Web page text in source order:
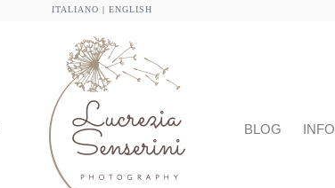
ITALIANO | ENGLISH
BLOG INFO